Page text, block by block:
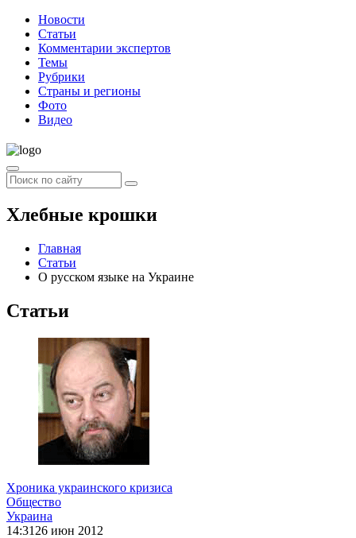
Новости
Статьи
Комментарии экспертов
Темы
Рубрики
Страны и регионы
Фото
Видео
Хлебные крошки
Главная
Статьи
О русском языке на Украине
Статьи
Хроника украинского кризиса
Общество
Украина
14:31 26 июн 2012